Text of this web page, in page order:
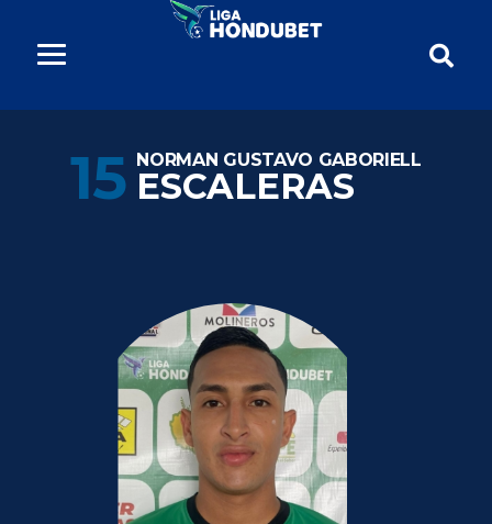
15 NORMAN GUSTAVO GABORIELL
ESCALERAS